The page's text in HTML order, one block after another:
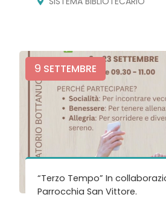
9 SETTEMBRE
“Terzo Tempo” In
Parrocchia San Vittore.